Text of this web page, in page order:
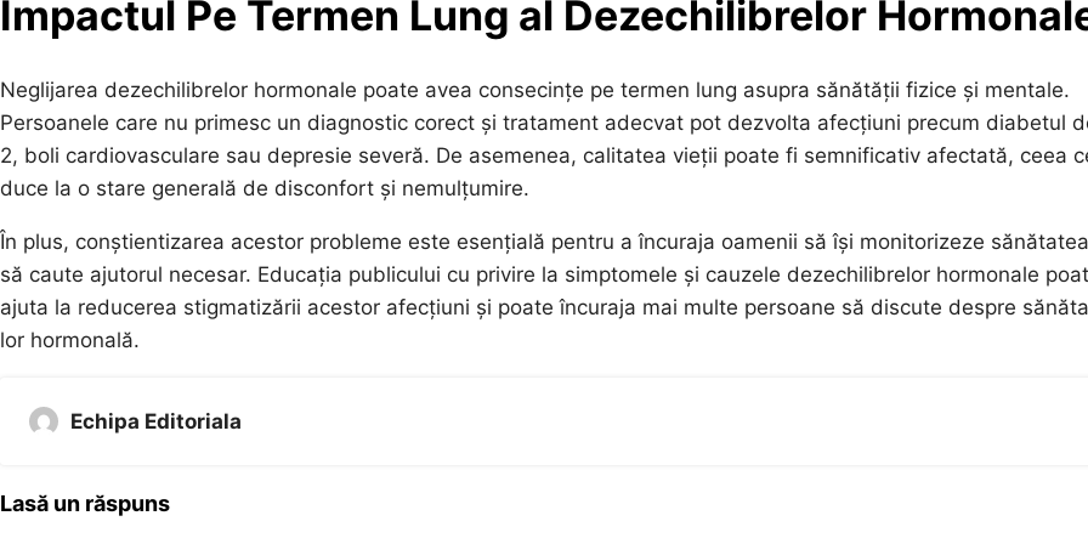
Impactul Pe Termen Lung al Dezechilibrelor
Neglijarea dezechilibrelor hormonale poate avea consecințe pe termen lung asupra sănătății fizice și mentale.
Persoanele care nu primesc un diagnostic corect și tratament adecvat pot dezvolta afecțiuni precum diabetul
2, boli cardiovasculare sau depresie severă. De asemenea, calitatea vieții poate fi semnificativ afectată, ceea
duce la o stare generală de disconfort și nemulțumire.
În plus, conștientizarea acestor probleme este esențială pentru a încuraja oamenii să își monitorizeze
să caute ajutorul necesar. Educația publicului cu privire la simptomele și cauzele dezechilibrelor hormonale
ajuta la reducerea stigmatizării acestor afecțiuni și poate încuraja mai multe persoane să discute despre
lor hormonală.
Echipa Editoriala
Lasă un răspuns